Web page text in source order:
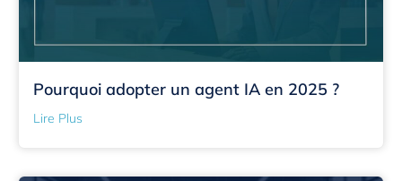
Pourquoi adopter un agent IA en 2025 ?
Lire Plus